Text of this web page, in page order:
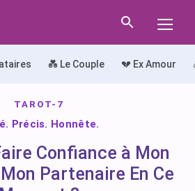
💑 Le Couple 💔 Ex Amour
TAROT-7
Précis. Honnête.
Confiance à Mon
Partenaire En Ce